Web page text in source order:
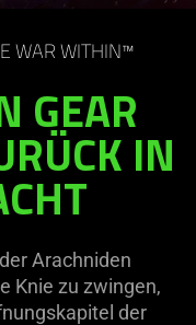
WAR WITHIN™
GEAR
IN
Arachniden
Knie zu zwingen,
der